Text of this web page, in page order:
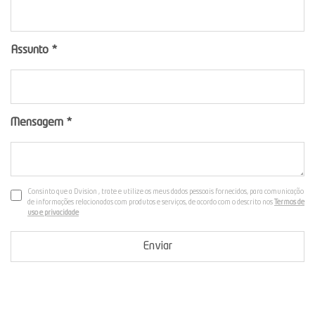
Assunto *
Mensagem *
Consinto que a Dvision , trate e utilize os meus dados pessoais fornecidos, para comunicação
de informações relacionadas com produtos e serviços, de acordo com o descrito nos Termos de
uso e privacidade
Enviar